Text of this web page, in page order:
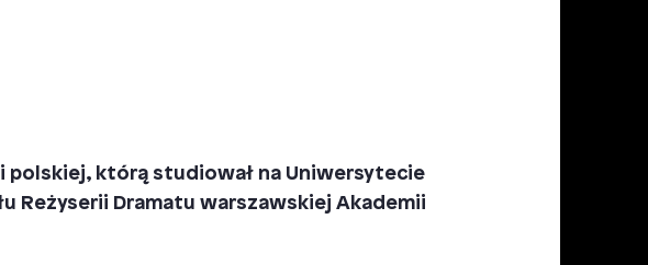
którą studiował na Uniwersytecie
Reżyserii Dramatu warszawskiej Akademii